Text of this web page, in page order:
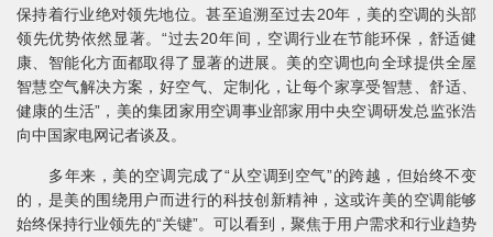
保持着行业绝对领先地位。甚至追溯至过去20年，美的空调的头部
领先优势依然显著。“过去20年间，空调行业在节能环保，舒适健
康、智能化方面都取得了显著的进展。美的空调也向全球提供全屋
智慧空气解决方案，好空气、定制化，让每个家享受智慧、舒适、
健康的生活”，美的集团家用空调事业部家用中央空调研发总监张浩
向中国家电网记者谈及。
多年来，美的空调完成了“从空调到空气”的跨越，但始终不变
的，是美的围绕用户而进行的科技创新精神，这或许美的空调能够
始终保持行业领先的“关键”。可以看到，聚焦于用户需求和行业趋势